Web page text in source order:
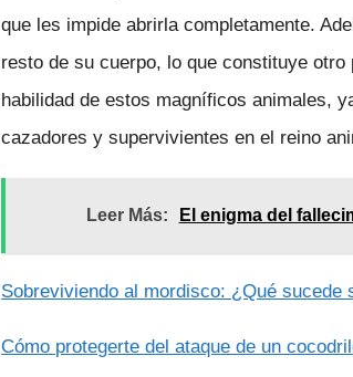
que les impide abrirla completamente.
resto de su cuerpo, lo que constituye
habilidad de estos magníficos animales,
cazadores y supervivientes en el reino
Leer Más: El enigma del
Sobreviviendo al mordisco: ¿Qué sucede
Cómo protegerte del ataque de un